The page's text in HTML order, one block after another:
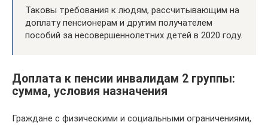
Таковы требования к людям, рассчитывающим на
доплату пенсионерам и другим получателем
пособий за несовершеннолетних детей в 2020 году.
Доплата к пенсии инвалидам 2 группы:
сумма, условия назначения
Граждане с физическими и социальными ограничениями,